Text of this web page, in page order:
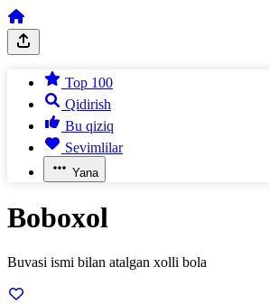
Top 100
Qidirish
Bu qiziq
Sevimlilar
Yana
Boboxol
Buvasi ismi bilan atalgan xolli bola